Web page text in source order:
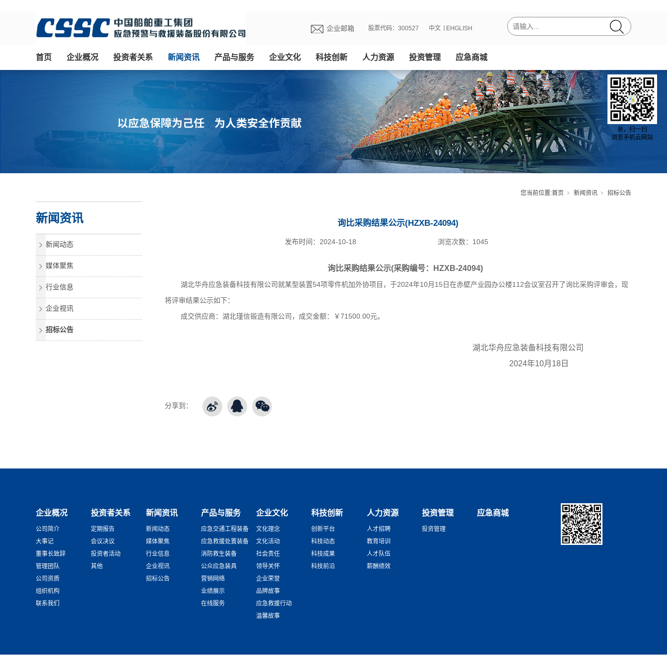
企业邮箱 股票代码：300527 EHGLISH
中文
首页 企业概况 投资者关系 新闻资讯 产品与服务 企业文化 科技创新 人力资源 投资管理 应急商城
您当前位置:首页 新闻资讯 招标公告
新闻资讯
新闻动态
媒体聚焦
行业信息
企业视讯
招标公告
询比采购结果公示(HZXB-24094)
2024-10-18
发布时间： 浏览次数： 1045
询比采购结果公示(采购编号：HZXB-24094)
湖北华舟应急装备科技有限公司就某型装置54项零件机加外协项目，于2024年10月15日在赤壁产业园办公楼112会议室召开了询比采购评审会，现
将评审结果公示如下：
成交供应商：湖北瑾信锻造有限公司，成交金额：￥71500.00元。
湖北华舟应急装备科技有限公司
2024年10月18日
分享到：
企业概况
公司简介
大事记
董事长致辞
管理团队
公司资质
组织机构
联系我们
投资者关系
定期报告
会议决议
投资者活动
其他
新闻资讯
新闻动态
媒体聚焦
行业信息
企业视讯
招标公告
产品与服务
应急交通工程装备
应急救援处置装备
消防救生装备
公众应急装具
营销网络
业绩展示
在线服务
企业文化
文化理念
文化活动
社会责任
领导关怀
企业荣誉
品牌故事
应急救援行动
温馨故事
科技创新
创新平台
科技动态
科技成果
科技前沿
人力资源
人才招聘
教育培训
人才队伍
薪酬绩效
投资管理
投资管理
应急商城
亲，扫一扫
浏览手机云网站